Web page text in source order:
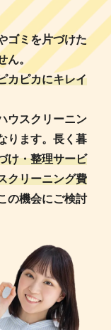
ゴミを片づけた
ん。
カピカにキレイ
ウスクリーニン
ります。長く暮
け・整理サービ
クリーニング費
の機会にご検討